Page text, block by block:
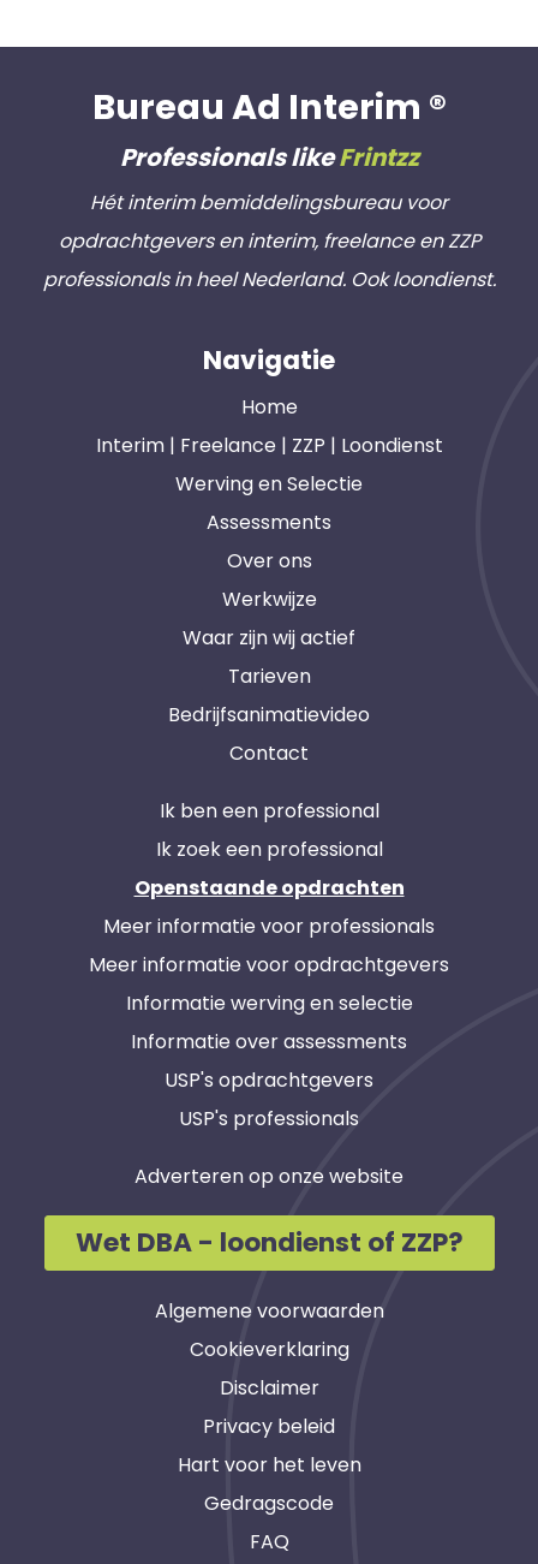
Bureau Ad Interim ®
Professionals likeFrintzz
Hét interim bemiddelingsbureau voor
opdrachtgevers en interim, freelance en ZZP
professionals in heel Nederland. Ook loondienst.
Navigatie
Home
Interim | Freelance | ZZP | Loondienst
Werving en Selectie
Assessments
Over ons
Werkwijze
Waar zijn wij actief
Tarieven
Bedrijfsanimatievideo
Contact
Ik ben een professional
Ik zoek een professional
Openstaande opdrachten
Meer informatie voor professionals
Meer informatie voor opdrachtgevers
Informatie werving en selectie
Informatie over assessments
USP's opdrachtgevers
USP's professionals
Adverteren op onze website
Wet DBA - loondienst of ZZP?
Algemene voorwaarden
Cookieverklaring
Disclaimer
Privacy beleid
Hart voor het leven
Gedragscode
FAQ